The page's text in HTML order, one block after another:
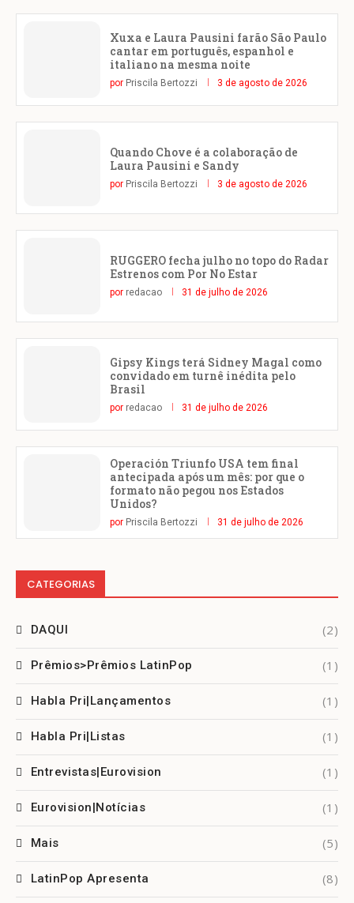
Xuxa e Laura Pausini farão São Paulo
cantar em português, espanhol e
italiano na mesma noite
por Priscila Bertozzi 3 de agosto de 2026
Quando Chove é a colaboração de
Laura Pausini e Sandy
por Priscila Bertozzi 3 de agosto de 2026
RUGGERO fecha julho no topo do Radar
Estrenos com Por No Estar
por redacao 31 de julho de 2026
Gipsy Kings terá Sidney Magal como
convidado em turnê inédita pelo
Brasil
por redacao 31 de julho de 2026
Operación Triunfo USA tem final
antecipada após um mês: por que o
formato não pegou nos Estados
Unidos?
por Priscila Bertozzi 31 de julho de 2026
CATEGORIAS
DAQUI (2)
Prêmios>Prêmios LatinPop (1)
Habla Pri|Lançamentos (1)
Habla Pri|Listas (1)
Entrevistas|Eurovision (1)
Eurovision|Notícias (1)
Mais (5)
LatinPop Apresenta (8)